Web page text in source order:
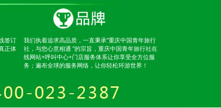
签订
正体
我们执着追求高品质，一直秉承"重庆中国青年旅行
社，与您心意相通 "的宗旨，重庆中国青年旅行社在
线网站+呼叫中心+门店服务体系让你享受全方位服
务；遍布全球的服务网络，让你轻松环游世界！